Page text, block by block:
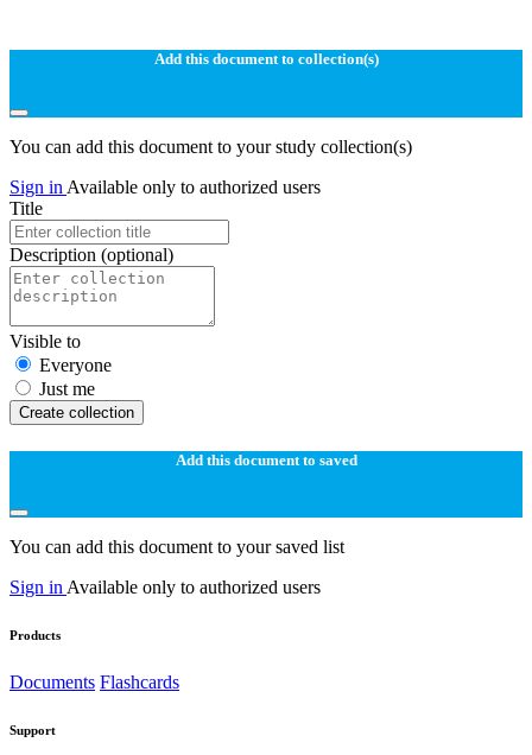
Add this document to collection(s)
You can add this document to your study collection(s)
Sign in Available only to authorized users
Title
Description (optional)
Visible to
Everyone
Just me
Create collection
Add this document to saved
You can add this document to your saved list
Sign in Available only to authorized users
Products
Documents Flashcards
Support